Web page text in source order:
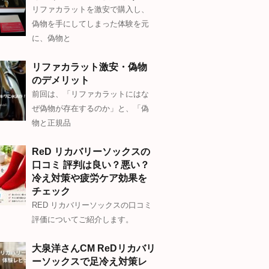
リファカラットを激安で購入し、
偽物を手にしてしまった体験を元
に、偽物と
リファカラット激安・偽物
のデメリット
前回は、「リファカラットにはな
ぜ偽物が存在するのか」と、「偽
物と正規品
ReD リカバリーソックスの
口コミ 評判は良い？悪い？
冷え対策や疲労ケア効果を
チェック
RED リカバリーソックスの口コミ
評価についてご紹介します。
大泉洋さんCM ReDリカバリ
ーソックスで足冷え対策レ